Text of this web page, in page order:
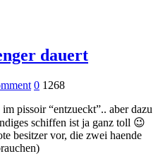
dauert
on
mal
wieder
laenger
dauert
0 1268
pissoir “entzueckt”.. aber dazu
schiffen ist ja ganz toll 😉
besitzer vor, die zwei haende